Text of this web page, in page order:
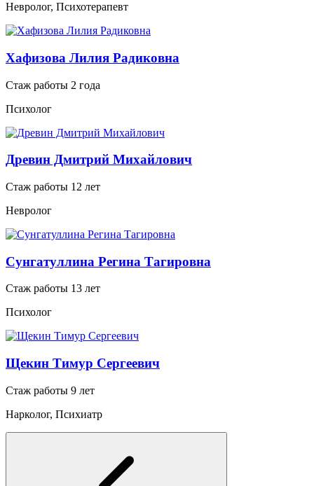
Невролог, Психотерапевт
Хафизова Лилия Радиковна
Стаж работы 2 года
Психолог
Древин Дмитрий Михайлович
Стаж работы 12 лет
Невролог
Сунгатуллина Регина Тагировна
Стаж работы 13 лет
Психолог
Щекин Тимур Сергеевич
Стаж работы 9 лет
Нарколог, Психиатр